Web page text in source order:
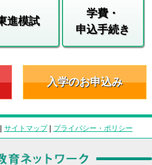
進模試
学費・
申込手続き
入学のお申込み
| サイトマップ| プライバシー・ポリシー